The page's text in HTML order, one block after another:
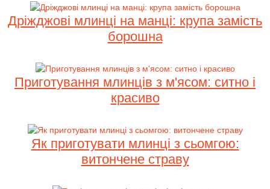
Дріжджові млинці на манці: крупа замість
борошна
Приготування млинців з м'ясом: ситно і
красиво
Як приготувати млинці з сьомгою:
витончене страву